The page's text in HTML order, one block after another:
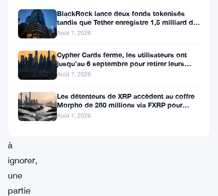
vide
leadership
plus
à
ignorer,
une
partie
BlackRock lance deux fonds tokenisés
tandis que Tether enregistre 1,5 milliard de
bénéfices au T2
Août 7, 2026
Cypher Cards ferme, les utilisateurs ont
jusqu’au 6 septembre pour retirer leurs
fonds
Août 7, 2026
Les détenteurs de XRP accèdent au coffre
Morpho de 280 millions via FXRP pour
emprunter des RLUSD
Août 7, 2026